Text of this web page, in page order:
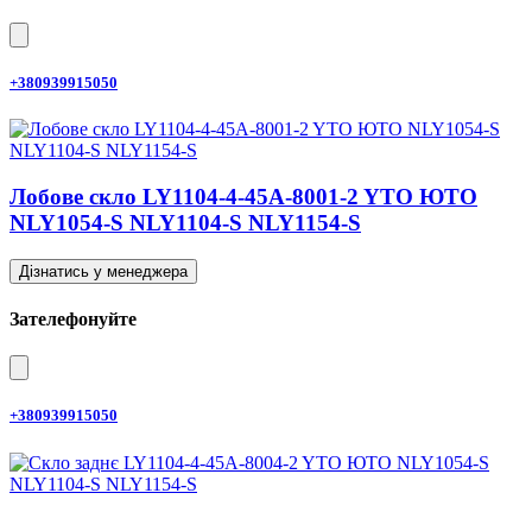
+380939915050
Лобове скло LY1104-4-45A-8001-2 YTO ЮТО
NLY1054-S NLY1104-S NLY1154-S
Дізнатись у менеджера
Зателефонуйте
+380939915050